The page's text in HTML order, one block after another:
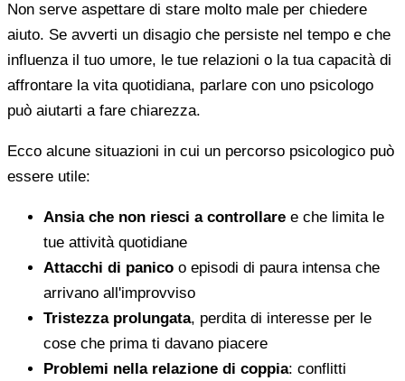
Non serve aspettare di stare molto male per chiedere
aiuto. Se avverti un disagio che persiste nel tempo e che
influenza il tuo umore, le tue relazioni o la tua capacità di
affrontare la vita quotidiana, parlare con uno psicologo
può aiutarti a fare chiarezza.
Ecco alcune situazioni in cui un percorso psicologico può
essere utile:
Ansia che non riesci a controllare e che limita le
tue attività quotidiane
Attacchi di panico o episodi di paura intensa che
arrivano all'improvviso
Tristezza prolungata, perdita di interesse per le
cose che prima ti davano piacere
Problemi nella relazione di coppia: conflitti